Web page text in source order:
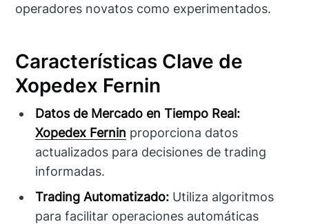
operadores novatos como experimentados.
Características Clave de
Xopedex Fernin
Datos de Mercado en Tiempo Real:
Xopedex Fernin proporciona datos
actualizados para decisiones de trading
informadas.
Trading Automatizado: Utiliza algoritmos
para facilitar operaciones automáticas